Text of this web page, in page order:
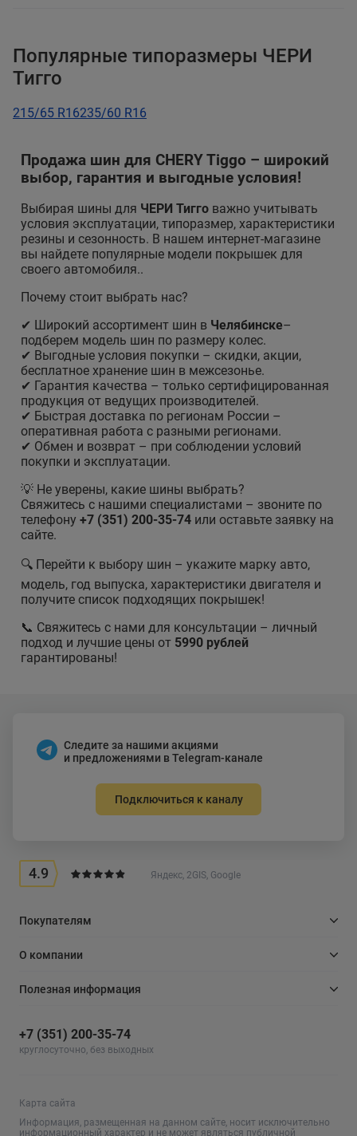
Популярные типоразмеры ЧЕРИ
Тигго
215/65 R16235/60 R16
Продажа шин для CHERY Tiggo – широкий
выбор, гарантия и выгодные условия!
Выбирая шины для ЧЕРИ Тигго важно учитывать
условия эксплуатации, типоразмер, характеристики
резины и сезонность. В нашем интернет-магазине
вы найдете популярные модели покрышек для
своего автомобиля..
Почему стоит выбрать нас?
✔ Широкий ассортимент шин в Челябинске–
подберем модель шин по размеру колес.
✔ Выгодные условия покупки – скидки, акции,
бесплатное хранение шин в межсезонье.
✔ Гарантия качества – только сертифицированная
продукция от ведущих производителей.
✔ Быстрая доставка по регионам России –
оперативная работа с разными регионами.
✔ Обмен и возврат – при соблюдении условий
покупки и эксплуатации.
💡 Не уверены, какие шины выбрать?
Свяжитесь с нашими специалистами – звоните по
телефону +7 (351) 200-35-74 или оставьте заявку на
сайте.
🔍 Перейти к выбору шин – укажите марку авто,
модель, год выпуска, характеристики двигателя и
получите список подходящих покрышек!
📞 Свяжитесь с нами для консультации – личный
подход и лучшие цены от 5990 рублей
гарантированы!
Следите за нашими акциями
и предложениями в Telegram-канале
Подключиться к каналу
4.9 Яндекс, 2GIS, Google
Покупателям
О компании
Полезная информация
+7 (351) 200-35-74
круглосуточно, без выходных
Карта сайта
Информация, размещенная на данном сайте, носит исключительно
информационный характер и не может являться публичной